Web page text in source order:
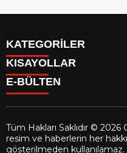
KATEGORİLER
Reklam
Firma Rehberi
İletişim
Künye
Gizlilik Politikası
KISAYOLLAR
Facebook
E-BÜLTEN
gulegule.com.tr e-bültenine
Tüm Hakları Saklıdır ©
resim ve haberlerin her
gösterilmeden kullanılamaz.